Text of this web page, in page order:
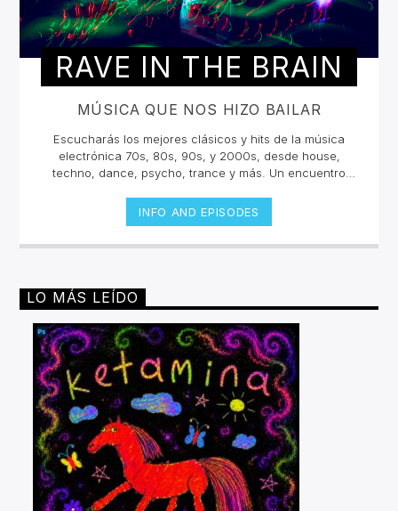
RAVE IN THE BRAIN
MÚSICA QUE NOS HIZO BAILAR
Escucharás los mejores clásicos y hits de la música
electrónica 70s, 80s, 90s, y 2000s, desde house,
techno, dance, psycho, trance y más. Un encuentro
y sets inolvidables. La electrónica tiene una historia
sonora escuchala en vivo.Lunes 2pm a 4 pm | Viernes
10am a 12pm por invencible.net
INFO AND EPISODES
LO MÁS LEÍDO